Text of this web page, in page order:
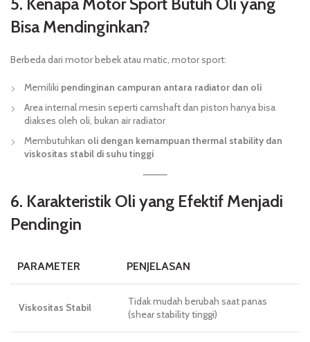
Bisa Mendinginkan?
Berbeda dari motor bebek atau matic, motor sport:
Memiliki pendinginan campuran antara radiator dan oli
Area internal mesin seperti camshaft dan piston hanya bisa
diakses oleh oli, bukan air radiator
Membutuhkan oli dengan kemampuan thermal stability dan
viskositas stabil di suhu tinggi
6. Karakteristik Oli yang Efektif Menjadi
Pendingin
PARAMETER PENJELASAN
Viskositas Stabil
Tidak mudah berubah saat panas
(shear stability tinggi)